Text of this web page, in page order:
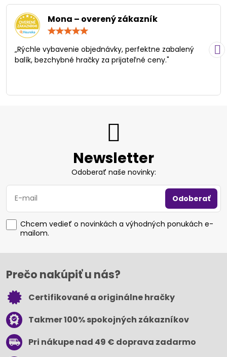
Mona – overený zákazník
/
5
„Rýchle vybavenie objednávky, perfektne zabalený
balík, bezchybné hračky za prijateľné ceny."
Newsletter
Odoberať naše novinky:
Odoberať
Chcem vedieť o novinkách a výhodných ponukách e-
mailom.
Prečo nakúpiť u nás?
Certifikované a originálne hračky
Takmer 100% spokojných zákazníkov
Pri nákupe nad 49 € doprava zadarmo